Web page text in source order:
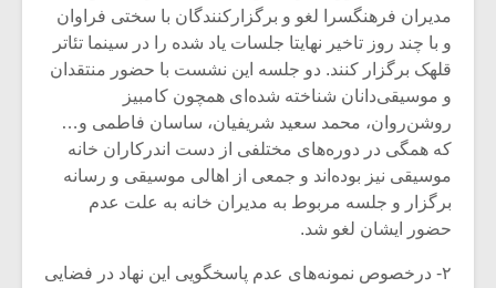
مدیران فرهنگسرا لغو و برگزارکنندگان با سختی فراوان
و با چند روز تاخیر نهایتا جلسات یاد شده را در سینما تئاتر
قلهک برگزار کنند. دو جلسه این نشست با حضور منتقدان
و موسیقی‌دانان شناخته شده‌ای همچون کامبیز
روشن‌روان، محمد سعید شریفیان، ساسان فاطمی و…
که همگی در دوره‌های مختلفی از دست اندرکاران خانه
موسیقی نیز بوده‌اند و جمعی از اهالی موسیقی و رسانه
برگزار و جلسه مربوط به مدیران خانه به علت عدم
حضور ایشان لغو شد.
۲- درخصوص نمونه‌های عدم پاسخگویی این نهاد در فضایی